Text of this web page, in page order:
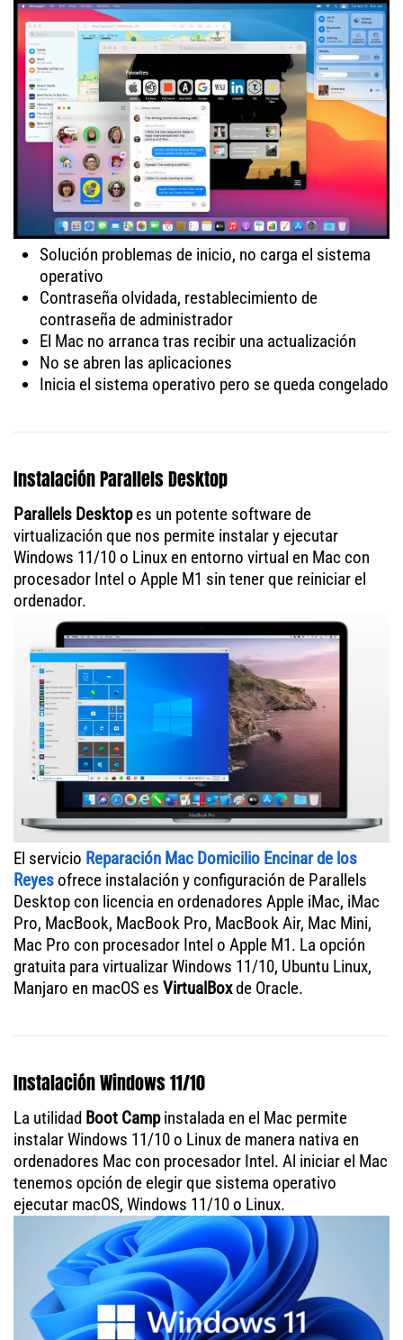
Solución problemas de inicio, no carga el sistema
operativo
Contraseña olvidada, restablecimiento de
contraseña de administrador
El Mac no arranca tras recibir una actualización
No se abren las aplicaciones
Inicia el sistema operativo pero se queda congelado
Instalación Parallels Desktop
Parallels Desktopes un potente software de
virtualización que nos permite instalar y ejecutar
Windows 11/10 o Linux en entorno virtual en Mac con
procesador Intel o Apple M1 sin tener que reiniciar el
ordenador.
El servicio Reparación Mac Domicilio Encinar de los
Reyesofrece instalación y configuración de Parallels
Desktop con licencia en ordenadores Apple iMac, iMac
Pro, MacBook, MacBook Pro, MacBook Air, Mac Mini,
Mac Pro con procesador Intel o Apple M1. La opción
gratuita para virtualizar Windows 11/10, Ubuntu Linux,
Manjaro en macOS es VirtualBoxde Oracle.
Instalación Windows 11/10
La utilidad Boot Campinstalada en el Mac permite
instalar Windows 11/10 o Linux de manera nativa en
ordenadores Mac con procesador Intel. Al iniciar el Mac
tenemos opción de elegir que sistema operativo
ejecutar macOS, Windows 11/10 o Linux.